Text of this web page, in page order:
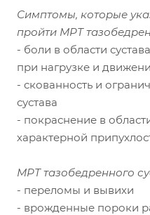
Симптомы, которые
пройти МРТ
- боли в области
при нагрузке и
- скованность и
сустава
- покраснение в
характерной
МРТ тазобедренного
- переломы и вывихи
- врожденные пороки